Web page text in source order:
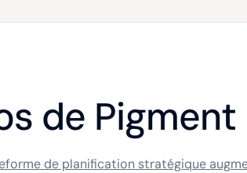
de Pigment
de planification stratégique